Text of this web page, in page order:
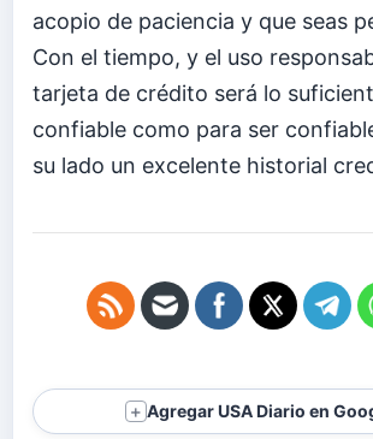
acopio de paciencia y que seas
Con el tiempo, y el uso
tarjeta de crédito será lo
confiable como para ser
su lado un excelente historial
＋ Agregar USA Diario en